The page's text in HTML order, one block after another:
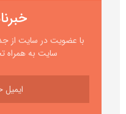
با عضویت در سایت از
سایت به همراه